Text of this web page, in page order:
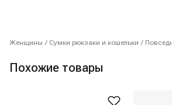
Женщины / Сумки рюкзаки и кошельки /
Похожие товары